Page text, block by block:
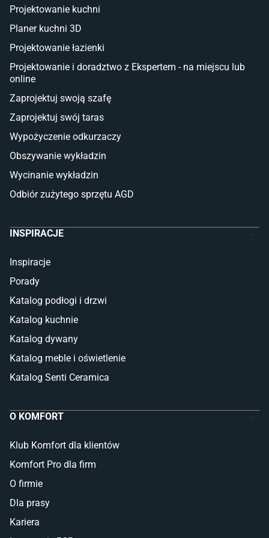
Sztuczna trawa miękka
Koce i pledy
Płytki na balkon
Lampy stojące LED
Płytki
Płytki Cersanit
Płytki wielkoformatowe
Glazura
Płytki marmurowe
Projektowanie kuchni
Planer kuchni 3D
Projektowanie łazienki
Projektowanie i doradztwo z Ekspertem - na miejscu lub
online
Zaprojektuj swoją szafę
Zaprojektuj swój taras
Wypożyczenie odkurzaczy
Obszywanie wykładzin
Wycinanie wykładzin
Odbiór zużytego sprzętu AGD
INSPIRACJE
Inspiracje
Porady
Katalog podłogi i drzwi
Katalog kuchnie
Katalog dywany
Katalog meble i oświetlenie
Katalog Senti Ceramica
O KOMFORT
Klub Komfort dla klientów
Komfort Pro dla firm
O firmie
Dla prasy
Kariera